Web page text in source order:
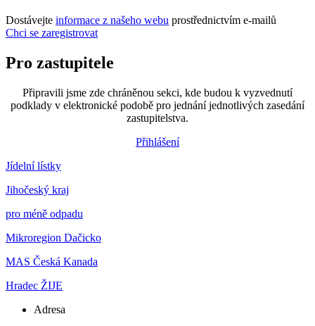
Dostávejte informace z našeho webu prostřednictvím e-mailů
Chci se zaregistrovat
Pro zastupitele
Připravili jsme zde chráněnou sekci, kde budou k vyzvednutí
podklady v elektronické podobě pro jednání jednotlivých zasedání
zastupitelstva.
Přihlášení
Jídelní lístky
Jihočeský kraj
pro méně odpadu
Mikroregion Dačicko
MAS Česká Kanada
Hradec ŽIJE
Adresa